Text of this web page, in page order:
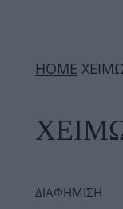
ΗΟΜΕ
ΔΙΑΦΗΜΙΣΗ